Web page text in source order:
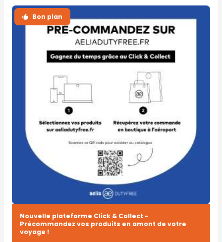
Nouvelle plateforme Click & Collect -
Précommandez vos produits en amont de votre
voyage !
Bon plan